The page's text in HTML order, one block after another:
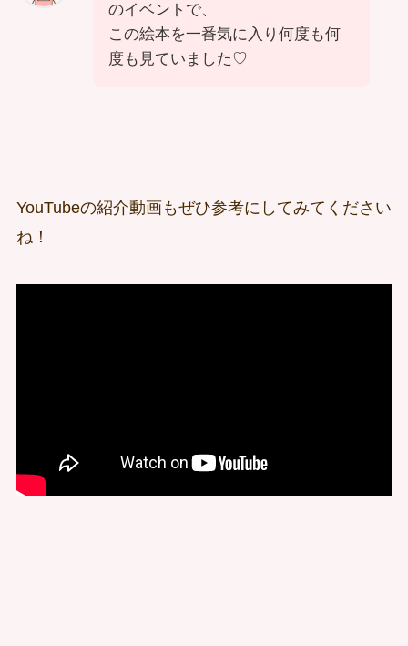
のイベントで、
この絵本を一番気に入り何度も何
度も見ていました♡
YouTubeの紹介動画もぜひ参考にしてみてください
ね！